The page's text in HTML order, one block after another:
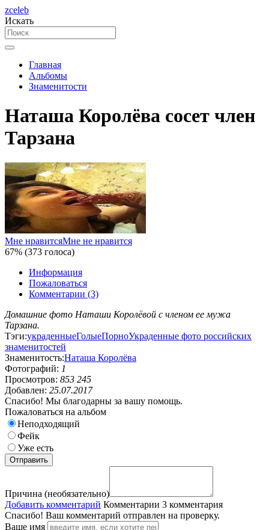
zceleb
Искать
Главная
Альбомы
Знаменитости
Наташа Королёва сосет член
Тарзана
Мне нравитсяМне не нравится
67% (373 голоса)
Информация
Пожаловаться
Комментарии (3)
Домашние фото Наташи Королёвой с членом ее мужа
Тарзана.
Тэги:украденныеГолыеПорноУкраденные фото российских
знаменитостей
Знаменитость:Наташа Королёва
Фотографий: 1
Просмотров: 853 245
Добавлен: 25.07.2017
Спасибо! Мы благодарны за вашу помощь.
Пожаловаться на альбом
Неподходящий
Фейк
Уже есть
Причина (необязательно)
Добавить комментарий Комментарии 3 комментария
Спасибо! Ваш комментарий отправлен на проверку.
Ваше имя